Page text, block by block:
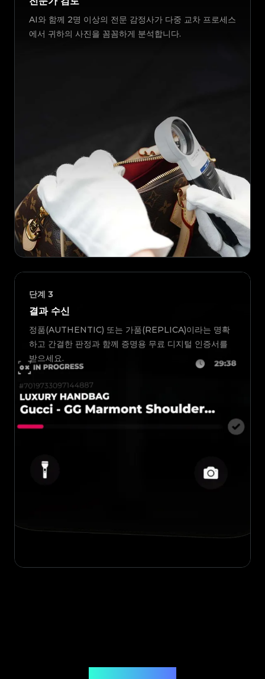
AI와 함께 2명 이상의 전문 감정사가 다중 교차 프로세스
에서 귀하의 사진을 꼼꼼하게 분석합니다.
단계 3
결과 수신
정품(AUTHENTIC) 또는 가품(REPLICA)이라는 명확
하고 간결한 판정과 함께 증명용 무료 디지털 인증서를
받으세요.